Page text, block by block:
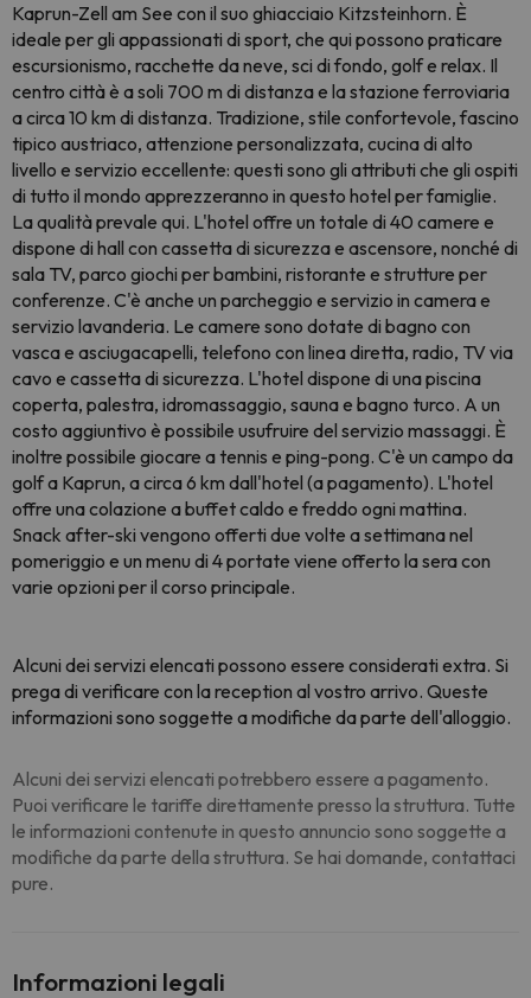
Kaprun-Zell am See con il suo ghiacciaio Kitzsteinhorn. È
ideale per gli appassionati di sport, che qui possono praticare
escursionismo, racchette da neve, sci di fondo, golf e relax. Il
centro città è a soli 700 m di distanza e la stazione ferroviaria
a circa 10 km di distanza. Tradizione, stile confortevole, fascino
tipico austriaco, attenzione personalizzata, cucina di alto
livello e servizio eccellente: questi sono gli attributi che gli ospiti
di tutto il mondo apprezzeranno in questo hotel per famiglie.
La qualità prevale qui. L'hotel offre un totale di 40 camere e
dispone di hall con cassetta di sicurezza e ascensore, nonché di
sala TV, parco giochi per bambini, ristorante e strutture per
conferenze. C'è anche un parcheggio e servizio in camera e
servizio lavanderia. Le camere sono dotate di bagno con
vasca e asciugacapelli, telefono con linea diretta, radio, TV via
cavo e cassetta di sicurezza. L'hotel dispone di una piscina
coperta, palestra, idromassaggio, sauna e bagno turco. A un
costo aggiuntivo è possibile usufruire del servizio massaggi. È
inoltre possibile giocare a tennis e ping-pong. C'è un campo da
golf a Kaprun, a circa 6 km dall'hotel (a pagamento). L'hotel
offre una colazione a buffet caldo e freddo ogni mattina.
Snack after-ski vengono offerti due volte a settimana nel
pomeriggio e un menu di 4 portate viene offerto la sera con
varie opzioni per il corso principale.
Alcuni dei servizi elencati possono essere considerati extra. Si
prega di verificare con la reception al vostro arrivo. Queste
informazioni sono soggette a modifiche da parte dell'alloggio.
Alcuni dei servizi elencati potrebbero essere a pagamento.
Puoi verificare le tariffe direttamente presso la struttura. Tutte
le informazioni contenute in questo annuncio sono soggette a
modifiche da parte della struttura. Se hai domande, contattaci
pure.
Informazioni legali